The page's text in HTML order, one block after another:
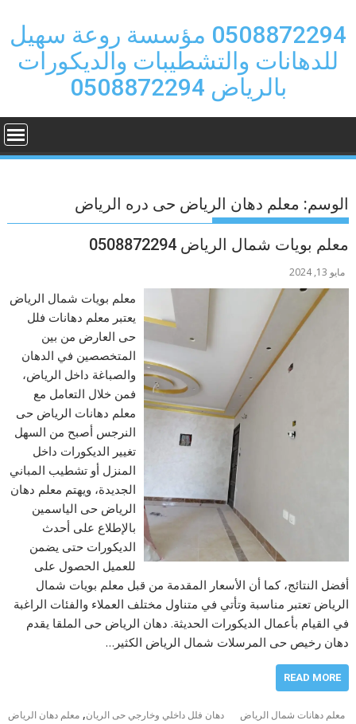
content
0508872294 مؤسسة روعة سهيل
للدهانات والتشطيبات والديكورات
بالرياض 0508872294
الوسم: معلم دهان الرياض حى دره الرياض
معلم بويات شمال الرياض 0508872294
مايو 13, 2024
معلم بويات شمال الرياض
يعتبر معلم دهانات فلل
حى العارض من بين
المتخصصين في الدهان
والصباغة داخل الرياض،
فمن خلال التعامل مع
معلم دهانات الرياض حى
النرجس أصبح من السهل
تغيير الديكورات داخل
المنزل أو تشطيب المباني
الجديدة، ويهتم معلم دهان
الرياض حى الياسمين
بالإطلاع على أحدث
الديكورات حتى يضمن
للعميل الحصول على
أفضل النتائج، كما أن الأسعار المقدمة من قبل معلم بويات شمال
الرياض تعتبر مناسبة وتأتي في متناول مختلف العملاء والفئات الراغبة
في القيام بأعمال الديكورات الحديثة. دهان الرياض حى الملقا يقدم
دهان رخيص حى المرسلات شمال الرياض الكثير…
READ MORE
معلم دهانات شمال الرياض دهان فلل داخلي وخارجي حى الريان,معلم دهان الرياض